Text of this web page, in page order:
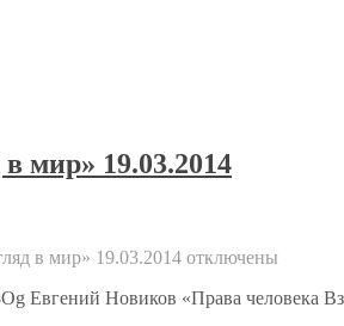
мир» 19.03.2014
в мир» 19.03.2014 отключены
Евгений Новиков «Права человека